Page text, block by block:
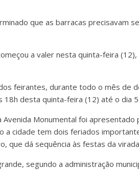
que as barracas precisavam
a valer nesta quinta-feira
feirantes, durante todo o mês de
desta quinta-feira (12) até o dia
Monumental foi apresentado
a cidade tem dois feriados
que dá sequência às festas da
segundo a administração